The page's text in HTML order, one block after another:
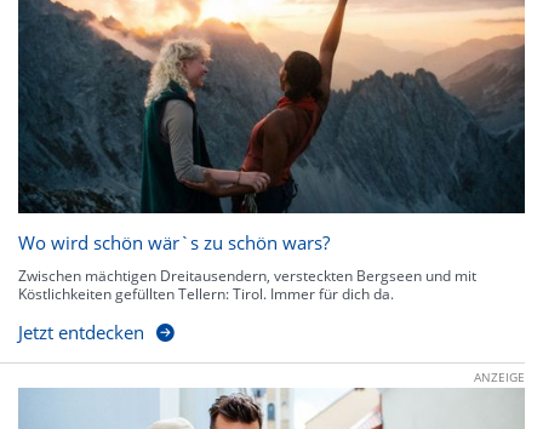
Wo wird schön wär`s zu schön wars?
Zwischen mächtigen Dreitausendern, versteckten Bergseen und mit
Köstlichkeiten gefüllten Tellern: Tirol. Immer für dich da.
Jetzt entdecken
ANZEIGE